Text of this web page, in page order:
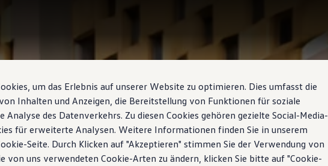
um das Erlebnis auf unserer Website zu optimieren. Dies umfasst die
Inhalten und Anzeigen, die Bereitstellung von Funktionen für soziale
Analyse des Datenverkehrs. Zu diesen Cookies gehören gezielte Social-Media-
für erweiterte Analysen. Weitere Informationen finden Sie in unserem
Seite. Durch Klicken auf "Akzeptieren" stimmen Sie der Verwendung von
von uns verwendeten Cookie-Arten zu ändern, klicken Sie bitte auf "Cookie-